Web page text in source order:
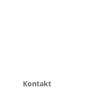
Kontakt